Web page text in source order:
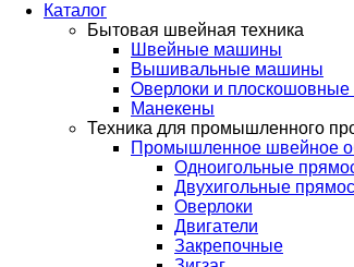
Каталог
Бытовая швейная техника
Швейные машины
Вышивальные машины
Оверлоки и
Манекены
Техника для промышленного
Промышленное швейное
Одноигольные
Двухигольные
Оверлоки
Двигатели
Закрепочные